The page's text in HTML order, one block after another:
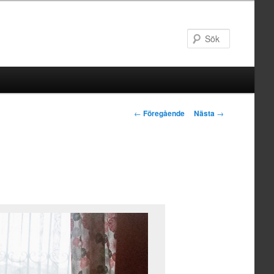
Inläggsnavigering
← Föregående Nästa →